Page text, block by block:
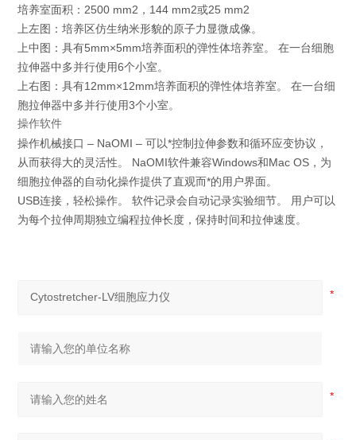
培养室面积：2500 mm2，144 mm2或25 mm2
上左图：培养区仿生纳米形貌的原子力显微成像。
上中图：具有5mm×5mm培养面积的弹性体培养室。 在一台细胞
拉伸器中多并行使用6个小室。
上右图：具有12mm×12mm培养面积的弹性体培养室。 在一台细
胞拉伸器中多并行使用3个小室。
操作软件
操作机械接口 – NaOMI – 可以*控制拉伸参数和循环应变协议，
从而获得大的灵活性。 NaOMI软件兼容Windows和Mac OS，为
细胞拉伸器的自动化操作提供了直观而*的用户界面。
USB连接，轻松操作。 软件记录会自动记录实验细节。 用户可以
为每个拉伸周期独立编程拉伸长度，保持时间和拉伸速度。